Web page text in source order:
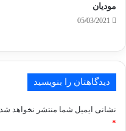
مودیان
05/03/2021
دیدگاهتان را بنویسید
نشانی ایمیل شما منتشر نخواهد شد.
*